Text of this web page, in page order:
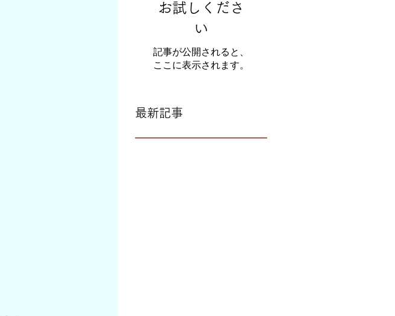
お試しくださ
い
記事が公開されると、
ここに表示されます。
最新記事